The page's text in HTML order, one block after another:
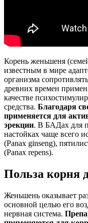
Корень женьшеня
известным в мире
организма
древних времен
качестве
средства. Благодаря
применяется для
эрекции. В БАДах для
настойках чаще всего
(Panax ginseng),
(Panax repens).
Польза корня
Женьшень оказывает
основной целью его
нервная система.